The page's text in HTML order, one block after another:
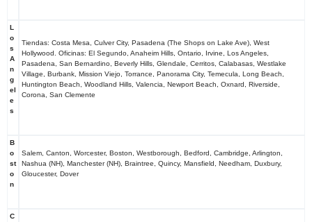
L
o
s
A
n
g
el
e
s
Tiendas: Costa Mesa, Culver City, Pasadena (The Shops on Lake Ave), West
Hollywood. Oficinas: El Segundo, Anaheim Hills, Ontario, Irvine, Los Angeles,
Pasadena, San Bernardino, Beverly Hills, Glendale, Cerritos, Calabasas, Westlake
Village, Burbank, Mission Viejo, Torrance, Panorama City, Temecula, Long Beach,
Huntington Beach, Woodland Hills, Valencia, Newport Beach, Oxnard, Riverside,
Corona, San Clemente
B
o
st
o
n
Salem, Canton, Worcester, Boston, Westborough, Bedford, Cambridge, Arlington,
Nashua (NH), Manchester (NH), Braintree, Quincy, Mansfield, Needham, Duxbury,
Gloucester, Dover
C